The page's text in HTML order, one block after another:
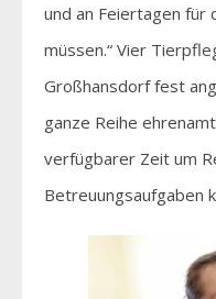
und an Feiertagen für
müssen.“ Vier
Großhansdorf fest
ganze Reihe
verfügbarer Zeit um
Betreuungsaufgaben